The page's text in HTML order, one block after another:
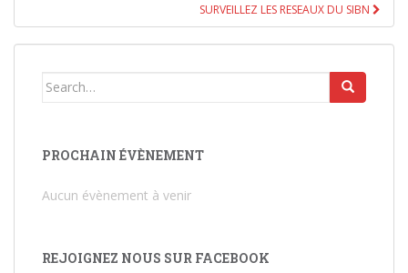
SURVEILLEZ LES RESEAUX DU SIBN
Search for:
PROCHAIN ÉVÈNEMENT
Aucun évènement à venir
REJOIGNEZ NOUS SUR FACEBOOK